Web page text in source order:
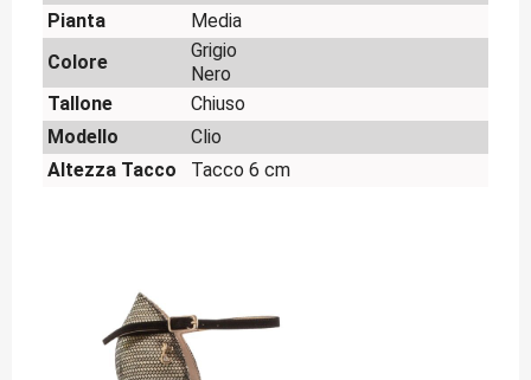
Pianta
Media
Colore
Grigio
Nero
Tallone
Chiuso
Modello
Clio
Altezza Tacco
Tacco 6 cm